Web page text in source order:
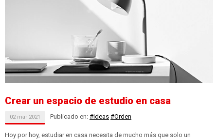
Crear un espacio de estudio en casa
02 mar 2021 Publicado en: #Ideas #Orden
Hoy por hoy, estudiar en casa necesita de mucho más que solo un